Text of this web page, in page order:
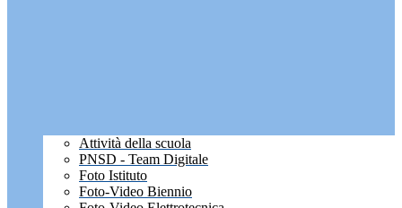
Attività della scuola
PNSD - Team Digitale
Foto Istituto
Foto-Video Biennio